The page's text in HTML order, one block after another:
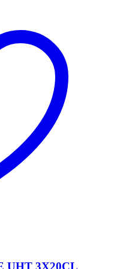
UHT 3X20CL